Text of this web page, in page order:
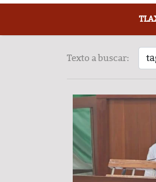
Texto a buscar: